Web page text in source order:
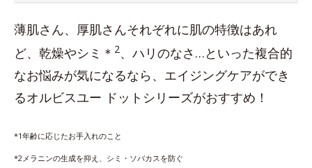
薄肌さん、厚肌さんそれぞれに肌の特徴はあれ
ど、乾燥やシミ＊ 2、ハリのなさ…といった複合的
なお悩みが気になるなら、エイジングケアができ
るオルビスユー ドットシリーズがおすすめ！
*1年齢に応じたお手入れのこと
*2メラニンの生成を抑え、シミ・ソバカスを防ぐ